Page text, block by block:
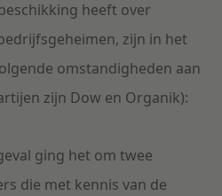
heeft over
zijn in het
omstandigheden aan
zijn Dow en Organik):
ging het om twee
die met kennis van de